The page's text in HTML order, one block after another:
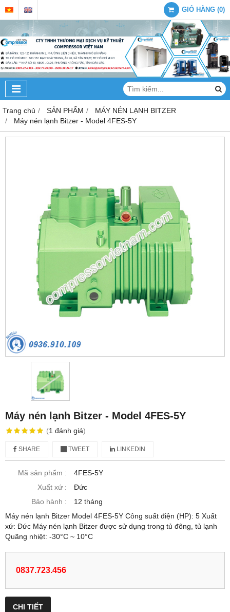
GIỎ HÀNG (0)
Trang chủ SẢN PHẨM
MÁY NÉN LẠNH BITZER
Máy nén lạnh Bitzer - Model 4FES-5Y
Máy nén lạnh Bitzer - Model 4FES-5Y
(1 đánh giá)
SHARE TWEET LINKEDIN
Mã sản phẩm :
4FES-5Y
Xuất xứ :
Đức
Bảo hành :
12 tháng
Máy nén lạnh Bitzer Model 4FES-5Y Công suất điện (HP): 5 Xuất
xứ: Đức Máy nén lạnh Bitzer được sử dụng trong tủ đông, tủ lạnh
Quãng nhiệt: -30°C ~ 10°C
0837.723.456
CHI TIẾT